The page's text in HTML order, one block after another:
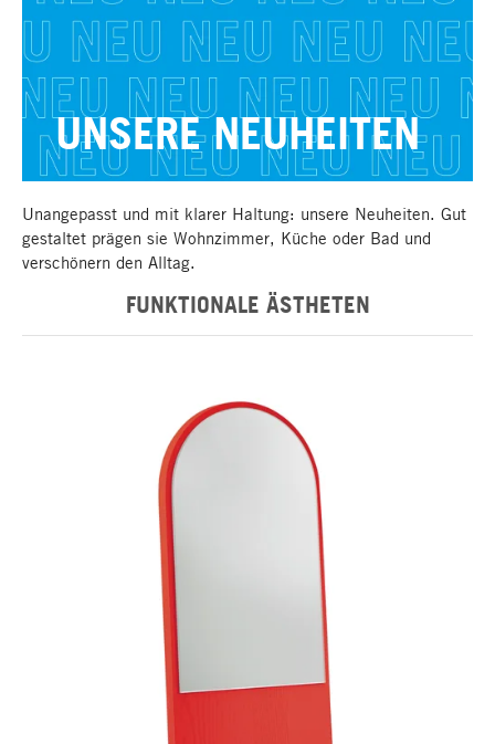
UNSERE NEUHEITEN
Unangepasst und mit klarer Haltung: unsere Neuheiten. Gut
gestaltet prägen sie Wohnzimmer, Küche oder Bad und
verschönern den Alltag.
FUNKTIONALE ÄSTHETEN